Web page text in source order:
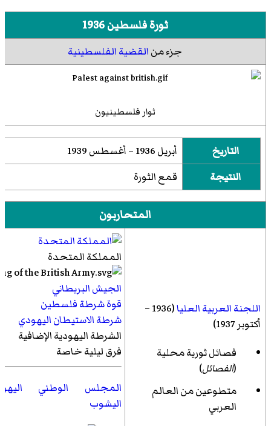
ثورة فلسطين 1936
جزء منالقضية الفلسطينية
ثوار فلسطينيون
التاريخ
أبريل 1936 – أغسطس 1939
النتيجة
قمع الثورة
المتحاربون
اللجنة العربية العليا
(1936 –
أكتوبر 1937)
فصائل ثورية محلية
(الفصائل)
متطوعين من العالم
العربي
المملكة المتحدة
الجيش البريطاني
قوة شرطة فلسطين
شرطة الاستيطان اليهودي
الشرطة اليهودية الإضافية
فرق ليلية خاصة
المجلس الوطني
اليشوب